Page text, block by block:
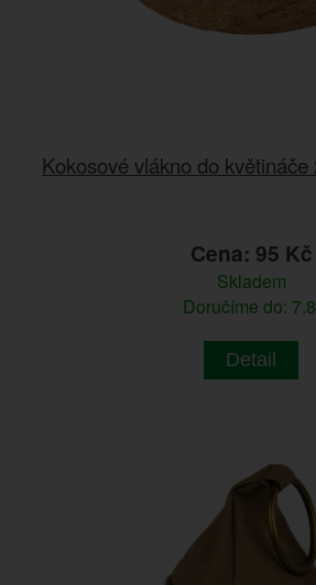
Kokosové vlákno do
Cena: 95 Kč
Skladem
Doručíme do:
Detail